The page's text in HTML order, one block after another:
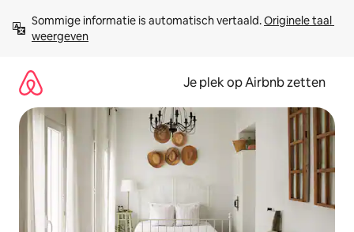
direct
naar
Sommige informatie is automatisch vertaald. Originele taal
weergeven
Je plek op Airbnb zetten